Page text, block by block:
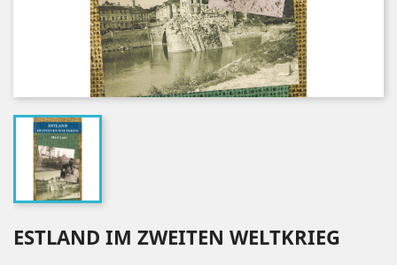
ESTLAND IM ZWEITEN WELTKRIEG